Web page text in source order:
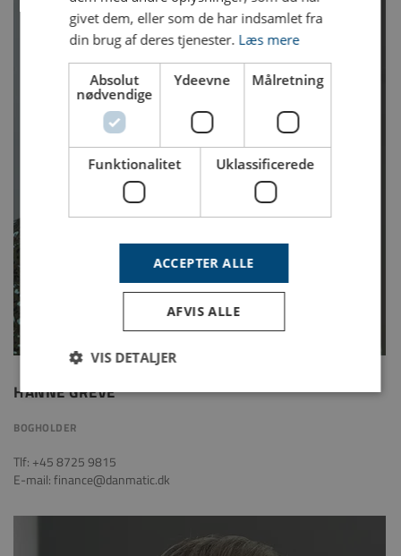
HANNE GREVE
BOGHOLDER
Tlf: +45 8725 9815
E-mail: finance@danmatic.dk
givet dem, eller som de har indsamlet fra
din brug af deres tjenester. Læs mere
Absolut
nødvendige
Ydeevne Målretning
Funktionalitet Uklassificerede
ACCEPTER ALLE
AFVIS ALLE
VIS DETALJER